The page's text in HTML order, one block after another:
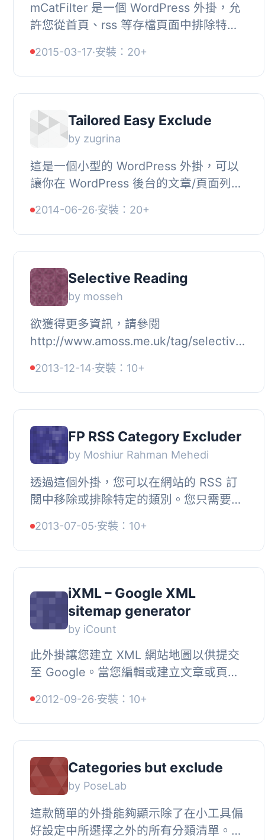
mCatFilter 是一個 WordPress 外掛，允
許您從首頁、rss 等存檔頁面中排除特定
置, 不需要更改主題, 即使排除了分類，...
2015-03-17·安裝：20+
Tailored Easy Exclude
by zugrina
這是一個小型的 WordPress 外掛，可以
讓你在 WordPress 後台的文章/頁面列表
對自訂文章類型進行設定。使用者角色也
可以...
2014-06-26·安裝：20+
Selective Reading
by mosseh
欲獲得更多資訊，請參閱
http://www.amoss.me.uk/tag/selective-
類別皆有顯示/隱藏連結。, 包含未註冊用
戶（使用 coo...
2013-12-14·安裝：10+
FP RSS Category Excluder
by Moshiur Rahman Mehedi
透過這個外掛，您可以在網站的 RSS 訂
閱中移除或排除特定的類別。您只需要安
ID，並儲存即可。如果您要排除多個類
別，請...
2013-07-05·安裝：10+
iXML – Google XML
sitemap generator
by iCount
此外掛讓您建立 XML 網站地圖以供提交
至 Google。當您編輯或建立文章或頁面
塊，可從網站地圖檔案中排除內容。, 特
別感...
2012-09-26·安裝：10+
Categories but exclude
by PoseLab
這款簡單的外掛能夠顯示除了在小工具偏
好設定中所選擇之外的所有分類清單。不